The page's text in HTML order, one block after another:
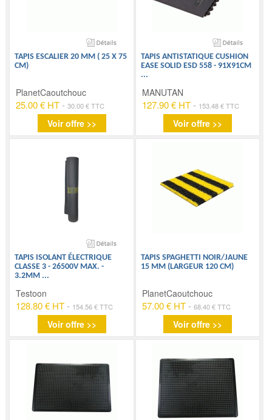
TAPIS ESCALIER 20 MM ( 25 X 75
CM)
PlanetCaoutchouc
25.00 € HT -30.00 € TTC
Voir offre >>
TAPIS ANTISTATIQUE CUSHION
EASE SOLID ESD 558 - 91X91CM
...
MANUTAN
127.90 € HT- 153.48 € TTC
Voir offre >>
TAPIS ISOLANT ÉLECTRIQUE
CLASSE 3 - 26500V MAX. -
3.2MM ...
Testoon
128.80 € HT - 154.56 € TTC
Voir offre >>
TAPIS SPAGHETTI NOIR/JAUNE
15 MM (LARGEUR 120 CM)
PlanetCaoutchouc
57.00 € HT- 68.40 € TTC
Voir offre >>